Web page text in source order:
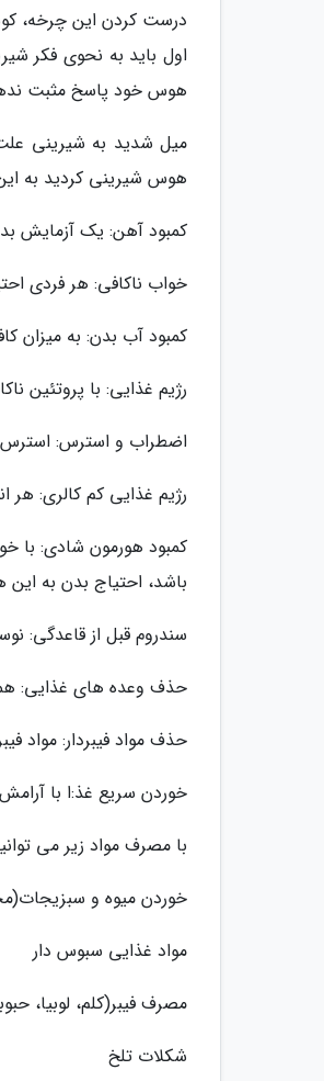
درست کردن این چرخه،
اول باید به نحوی فکر
هوس خود پاسخ مثبت
میل شدید به شیرینی
هوس شیرینی کردید به
کمبود آهن: یک آزمایش
خواب ناکافی: هر فردی
کمبود آب بدن: به میزان
رژیم غذایی: با پروتئین
اضطراب و استرس: استرس
رژیم غذایی کم کالری: هر انسان بالغی اگر کم تر از 1200
کمبود هورمون شادی: با
باشد، احتیاج بدن به
سندروم قبل از قاعدگی:
حذف وعده های غذایی:
حذف مواد فیبردار: مواد
خوردن سریع غذ:ا با
با مصرف مواد زیر می
خوردن میوه و
مواد غذایی سبوس دار
مصرف فیبر(کلم، لوبیا،
شکلات تلخ